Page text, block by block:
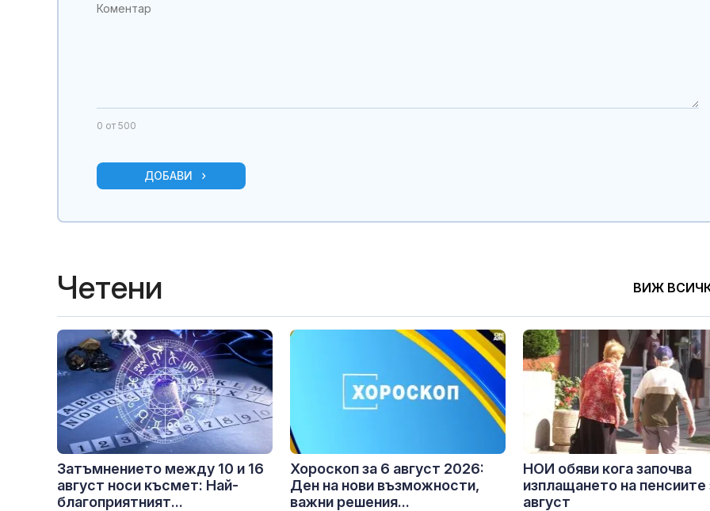
0 от 500
ДОБАВИ
Четени ВИЖ
Затъмнението между 10 и 16
август носи късмет: Най-
благоприятният...
Хороскоп за 6 август 2026:
Ден на нови възможности,
важни решения...
НОИ обяви кога започва
изплащането на пенсиите
август